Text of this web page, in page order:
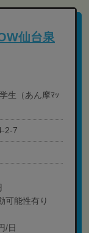
仙台泉
生（あん摩ﾏｯ
2-7
可能性有り
/日